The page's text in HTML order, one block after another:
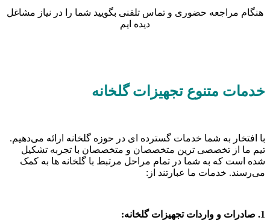
هنگام مراجعه حضوری و تماس تلفنی بگویید شما را در نیاز مشاغل
دیده ایم
خدمات متنوع تجهیزات گلخانه
با افتخار به شما خدمات گسترده‌ ای در حوزه گلخانه ارائه می‌دهیم.
تیم ما از تخصصی‌ ترین متخصصان و متخصصان با تجربه تشکیل
شده است که به شما در تمام مراحل مرتبط با گلخانه‌ ها به کمک
می‌رسند. خدمات ما عبارتند از:
1. صادرات و واردات تجهیزات گلخانه: